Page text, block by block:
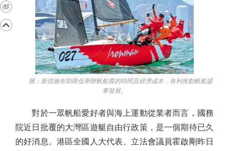
圖：新措施有助降低舉辦帆船賽的時間及經濟成本，有利推動帆船盛
事發展。
對於一眾帆船愛好者與海上運動從業者而言，國務
院近日批覆的大灣區遊艇自由行政策，是一個期待已久
的好消息。港區全國人大代表、立法會議員霍啟剛昨日